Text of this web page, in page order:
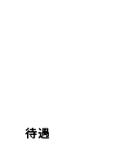
待遇